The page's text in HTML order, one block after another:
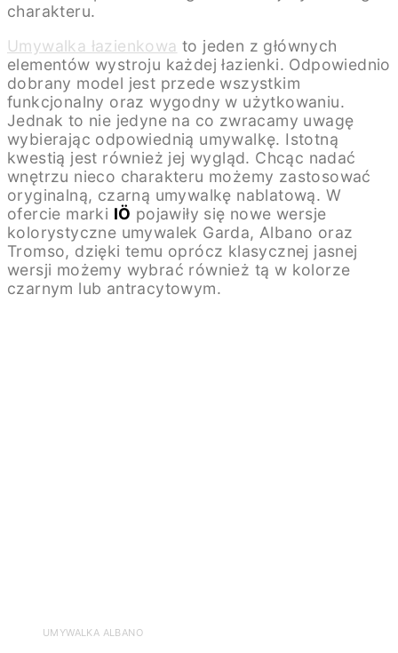
charakteru.
Umywalka łazienkowa to jeden z głównych
elementów wystroju każdej łazienki. Odpowiednio
dobrany model jest przede wszystkim
funkcjonalny oraz wygodny w użytkowaniu.
Jednak to nie jedyne na co zwracamy uwagę
wybierając odpowiednią umywalkę. Istotną
kwestią jest również jej wygląd. Chcąc nadać
wnętrzu nieco charakteru możemy zastosować
oryginalną, czarną umywalkę nablatową. W
ofercie marki IÖ pojawiły się nowe wersje
kolorystyczne umywalek Garda, Albano oraz
Tromso, dzięki temu oprócz klasycznej jasnej
wersji możemy wybrać również tą w kolorze
czarnym lub antracytowym.
UMYWALKA ALBANO